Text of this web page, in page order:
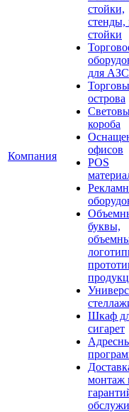
Компания
стойки,
стенды,
стойки
для АЗС
острова
короба
офисов
POS
буквы,
Шкаф
сигарет
монтаж